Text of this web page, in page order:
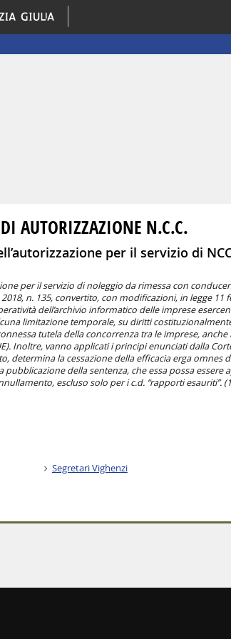
AUTORIZZAZIONE N.C.C.
per il servizio di
per il servizio di noleggio da rimessa con
n. 135, convertito, con modificazioni, in legge
dell’archivio informatico delle imprese
limitazione temporale, su diritti
tutela della concorrenza tra le imprese,
Inoltre, vanno applicati i principi enunciati dalla
determina la cessazione della efficacia erga omnes
della sentenza, che essa possa
escluso solo per i c.d. “rapporti esauriti”.
Segretari Vighenzi
Venezia Giulia